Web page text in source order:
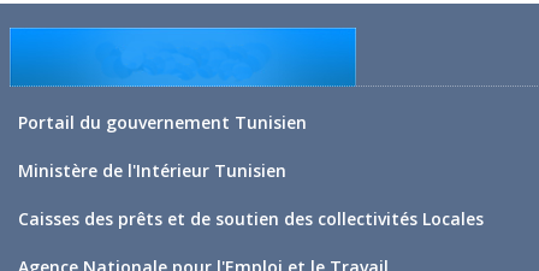
Portail du gouvernement Tunisien
Ministère de l'Intérieur Tunisien
Caisses des prêts et de soutien des collectivités Locales